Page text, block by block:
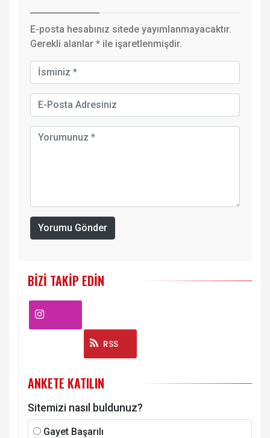
E-posta hesabınız sitede yayımlanmayacaktır.
Gerekli alanlar * ile işaretlenmişdir.
Yorumu Gönder
BIZI TAKIP EDIN
RSS
ANKETE KATILIN
Sitemizi nasıl buldunuz?
Gayet Başarılı